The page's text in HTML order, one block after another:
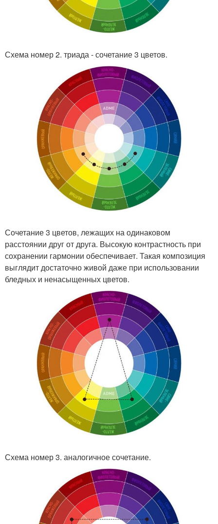
Схема номер 2. триада - сочетание 3 цветов.
Сочетание 3 цветов, лежащих на одинаковом
расстоянии друг от друга. Высокую контрастность при
сохранении гармонии обеспечивает. Такая композиция
выглядит достаточно живой даже при использовании
бледных и ненасыщенных цветов.
Схема номер 3. аналогичное сочетание.